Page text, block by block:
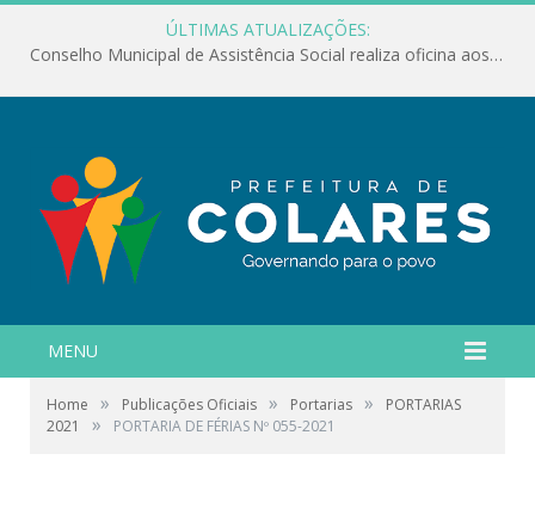
ÚLTIMAS ATUALIZAÇÕES:
Conselho Municipal de Assistência Social realiza oficina aos servidores
MENU
Home » Publicações Oficiais » Portarias »
PORTARIAS
2021
» PORTARIA DE FÉRIAS Nº 055-2021